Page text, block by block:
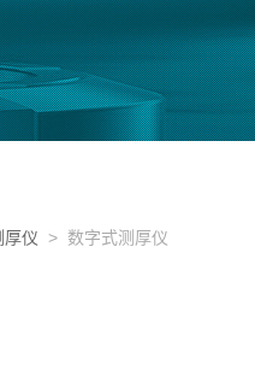
厚仪 > 数字式测厚仪